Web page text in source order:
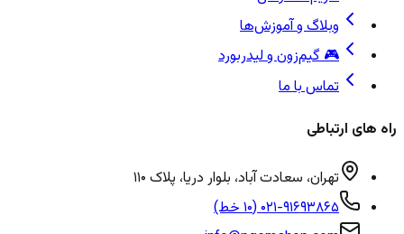
وبلاگ و آموزش‌ها
🎮 گیم‌زون و لیدربورد
تماس با ما
راه های ارتباطی
تهران، سعادت آباد، بلوار دریا، پلاک ۱۱۰
۰۲۱-۹۱۶۹۳۸۶۵ (۱۰ خط)